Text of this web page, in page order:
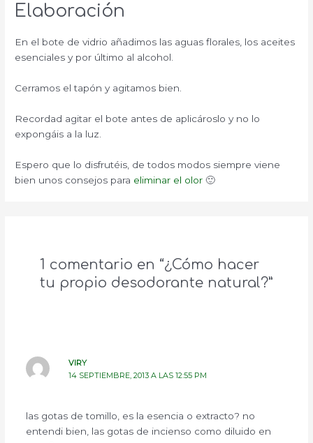
Elaboración
En el bote de vidrio añadimos las aguas florales, los aceites
esenciales y por último al alcohol.
Cerramos el tapón y agitamos bien.
Recordad agitar el bote antes de aplicároslo y no lo
expongáis a la luz.
Espero que lo disfrutéis, de todos modos siempre viene
bien unos consejos para eliminar el olor🙂
1 comentario en “¿Cómo hacer
tu propio desodorante natural?”
VIRY
14 SEPTIEMBRE, 2013 A LAS 12:55 PM
las gotas de tomillo, es la esencia o extracto? no
entendi bien, las gotas de incienso como diluido en